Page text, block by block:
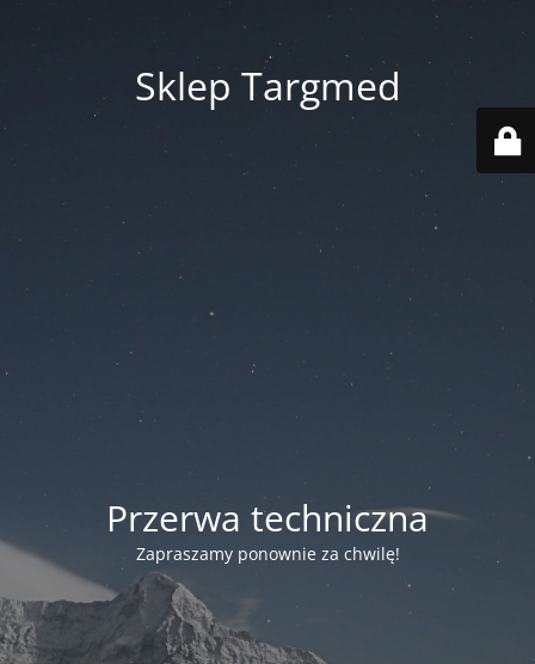
Sklep Targmed
Przerwa techniczna
Zapraszamy ponownie za chwilę!